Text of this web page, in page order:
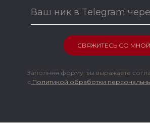
Заполняя форму, вы выражаете
с Политикой обработки
СВЯЖИТЕСЬ СО МНОЙ